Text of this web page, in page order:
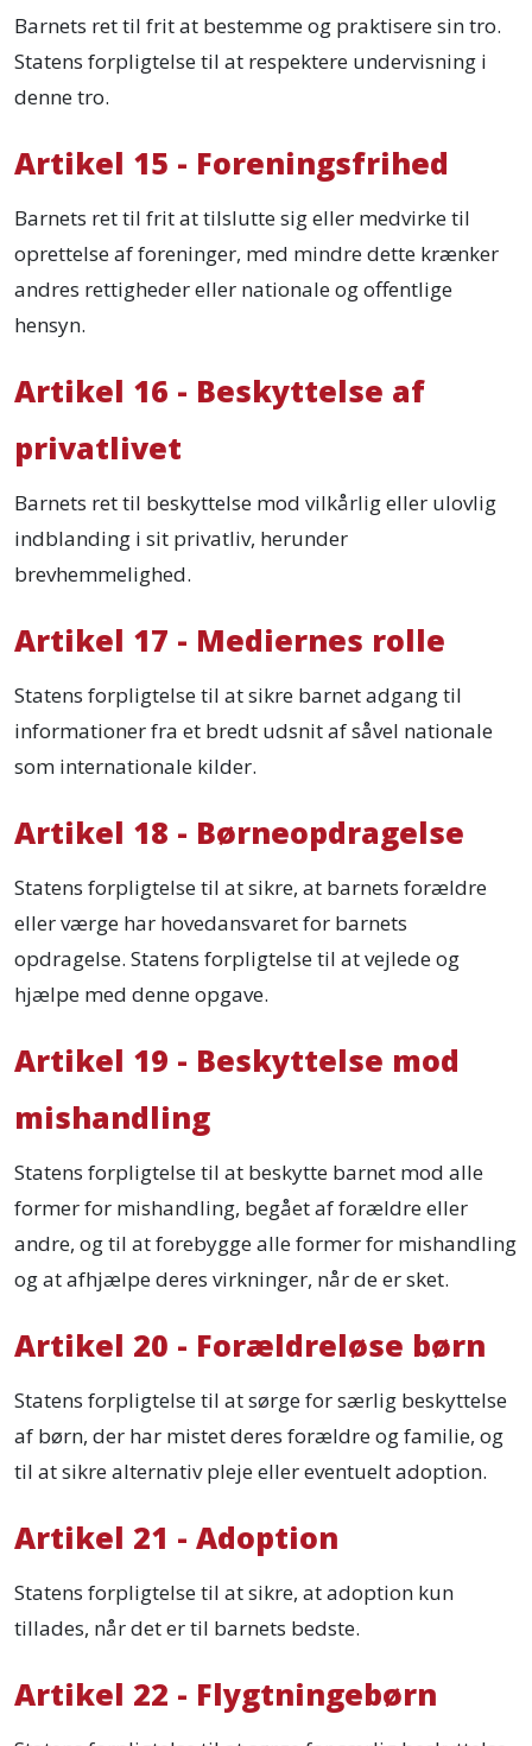
Barnets ret til frit at bestemme og praktisere sin tro.
Statens forpligtelse til at respektere undervisning i
denne tro.
Artikel 15 - Foreningsfrihed
Barnets ret til frit at tilslutte sig eller medvirke til
oprettelse af foreninger, med mindre dette krænker
andres rettigheder eller nationale og offentlige
hensyn.
Artikel 16 - Beskyttelse af
privatlivet
Barnets ret til beskyttelse mod vilkårlig eller ulovlig
indblanding i sit privatliv, herunder
brevhemmelighed.
Artikel 17 - Mediernes rolle
Statens forpligtelse til at sikre barnet adgang til
informationer fra et bredt udsnit af såvel nationale
som internationale kilder.
Artikel 18 - Børneopdragelse
Statens forpligtelse til at sikre, at barnets forældre
eller værge har hovedansvaret for barnets
opdragelse. Statens forpligtelse til at vejlede og
hjælpe med denne opgave.
Artikel 19 - Beskyttelse mod
mishandling
Statens forpligtelse til at beskytte barnet mod alle
former for mishandling, begået af forældre eller
andre, og til at forebygge alle former for mishandling
og at afhjælpe deres virkninger, når de er sket.
Artikel 20 - Forældreløse børn
Statens forpligtelse til at sørge for særlig beskyttelse
af børn, der har mistet deres forældre og familie, og
til at sikre alternativ pleje eller eventuelt adoption.
Artikel 21 - Adoption
Statens forpligtelse til at sikre, at adoption kun
tillades, når det er til barnets bedste.
Artikel 22 - Flygtningebørn